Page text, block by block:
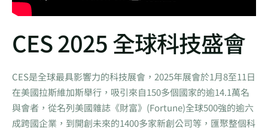
CES 2025 全球科技盛會
CES是全球最具影響力的科技展會，2025年展會於1月8至11日
在美國拉斯維加斯舉行，吸引來自150多個國家的逾14.1萬名
與會者，從名列美國雜誌《財富》(Fortune)全球500強的逾六
成跨國企業，到開創未來的1400多家新創公司等，匯聚整個科